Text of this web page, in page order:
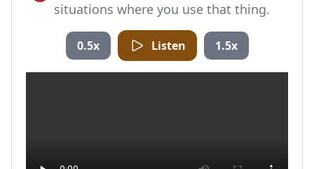
situations where you use that thing.
0.5x Listen 1.5x